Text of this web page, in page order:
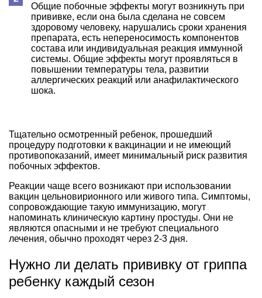
Общие побочные эффекты могут возникнуть при
прививке, если она была сделана не совсем
здоровому человеку, нарушались сроки хранения
препарата, есть непереносимость компонентов
состава или индивидуальная реакция иммунной
системы. Общие эффекты могут проявляться в
повышении температуры тела, развитии
аллергических реакций или анафилактического
шока.
Тщательно осмотренный ребенок, прошедший
процедуру подготовки к вакцинации и не имеющий
противопоказаний, имеет минимальный риск развития
побочных эффектов.
Реакции чаще всего возникают при использовании
вакцин цельновирионного или живого типа. Симптомы,
сопровождающие такую иммунизацию, могут
напоминать клиническую картину простуды. Они не
являются опасными и не требуют специального
лечения, обычно проходят через 2-3 дня.
Нужно ли делать прививку от гриппа
ребенку каждый сезон